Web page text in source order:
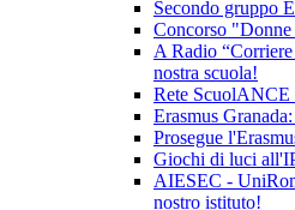
Secondo gruppo
Concorso
A Radio
nostra scuola!
Rete ScuolANCE
Erasmus
Prosegue
Giochi di luci
AIESEC -
nostro istituto!